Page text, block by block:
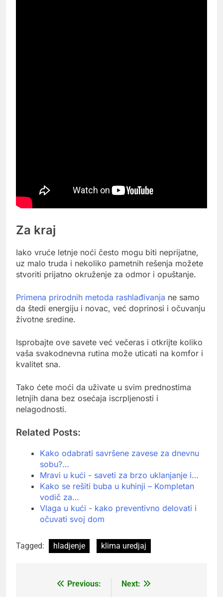
Za kraj
Iako vruće letnje noći često mogu biti neprijatne,
uz malo truda i nekoliko pametnih rešenja možete
stvoriti prijatno okruženje za odmor i opuštanje.
Primena prirodnih metoda rashlađivanja ne samo
da štedi energiju i novac, već doprinosi i očuvanju
životne sredine.
Isprobajte ove savete već večeras i otkrijte koliko
vaša svakodnevna rutina može uticati na komfor i
kvalitet sna.
Tako ćete moći da uživate u svim prednostima
letnjih dana bez osećaja iscrpljenosti i
nelagodnosti.
Related Posts:
Kako odabrati savršene zavese za dnevnu
sobu?…
Mravi u kući - saveti za brzo uklanjanje i…
Kako se rešiti buba u kuhinji – Kompletan
vodič za…
Vlaga u kući - kako preventivno delovati i
očuvati svoj dom
Tagged: hladjenje klima uredjaj
KretanjePrevious:
Next: